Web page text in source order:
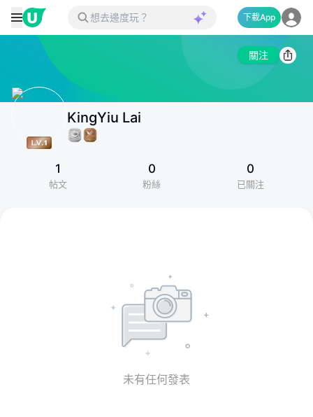
下載App
關注
KingYiu Lai
1
帖文
0
粉絲
0
已關注
未有任何發表